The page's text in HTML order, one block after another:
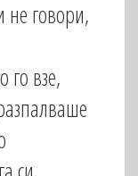
не говори,
го взе,